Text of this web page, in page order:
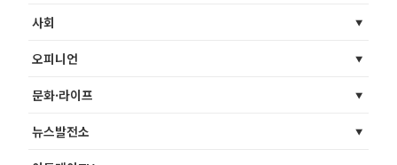
사회
오피니언
문화·라이프
뉴스발전소